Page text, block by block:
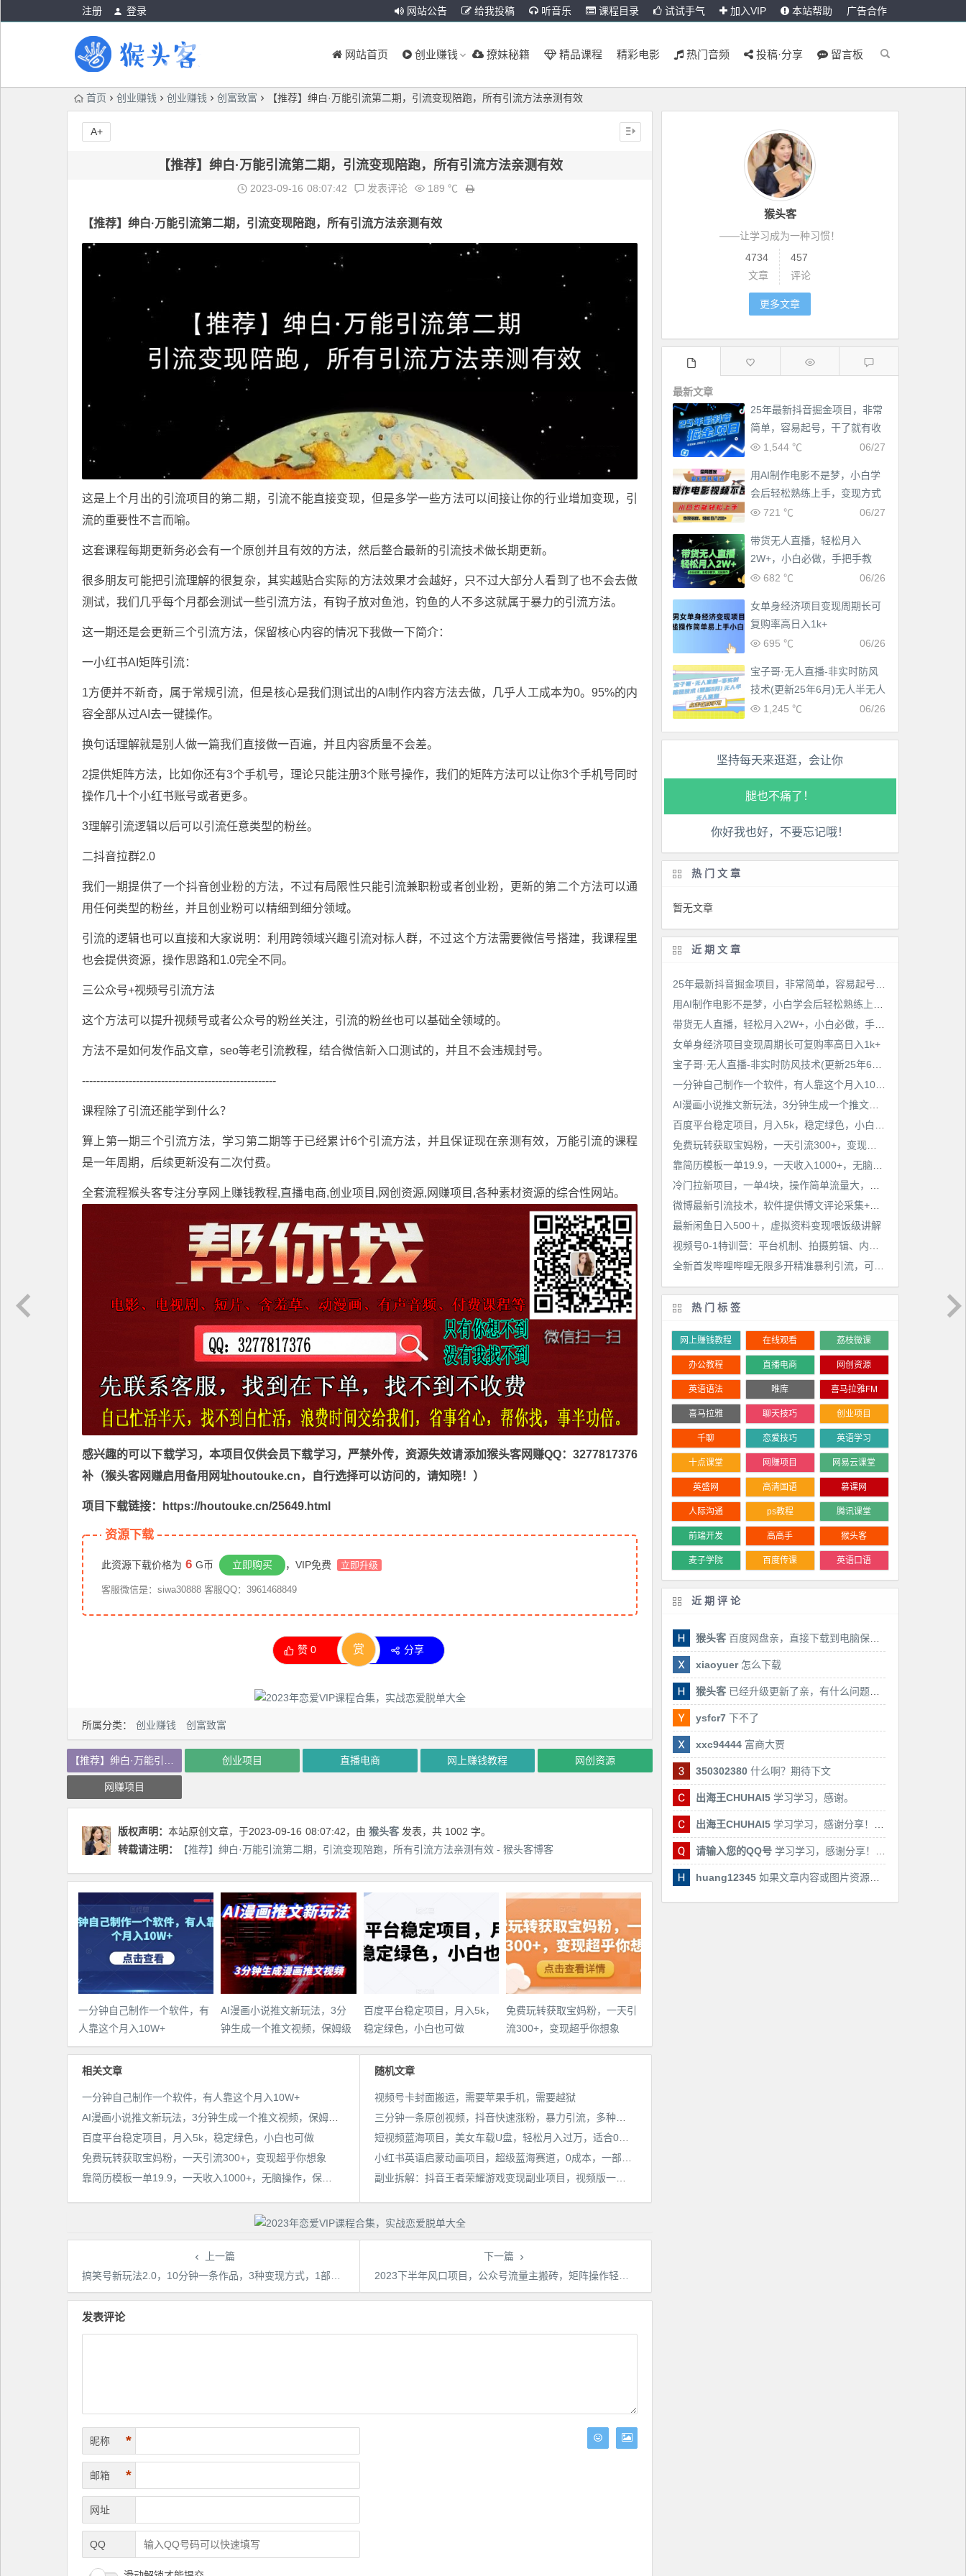
注册 登录 网站公告 给我投稿 听音乐 课程目录 试试手气 加入VIP 本站帮助 广告合作
网站首页 创业赚钱 撩妹秘籍 精品课程 精彩电影 热门音频 投稿·分享 留言板
首页 创业赚钱 创业赚钱 创富致富 【推荐】绅白·万能引流第二期，引流变现陪跑，所有引流方法亲测有效
【推荐】绅白·万能引流第二期，引流变现陪跑，所有引流方法亲测有效
2023-09-16 08:07:42 发表评论 189 ℃
【推荐】 绅白·万能引流第二期 ，引流变现陪跑，所有引流方法亲测有效
这是上个月出的引流项目的第二期，引流不能直接变现，但是多学一些方法可以间接让你的行业增加变现，引
流的重要性不言而喻。
这套课程每期更新务必会有一个原创并且有效的方法，然后整合最新的引流技术做长期更新。
很多朋友可能把引流理解的很复杂，其实越贴合实际的方法效果才会越好，只不过大部分人看到了也不会去做
测试，我们几乎每个月都会测试一些引流方法，有钩子放对鱼池，钓鱼的人不多这就属于暴力的引流方法。
这一期还是会更新三个引流方法，保留核心内容的情况下我做一下简介：
一小红书AI矩阵引流：
1方便并不新奇，属于常规引流，但是核心是我们测试出的AI制作内容方法去做，几乎人工成本为0。95%的内
容全部从过AI去一键操作。
换句话理解就是别人做一篇我们直接做一百遍，并且内容质量不会差。
2提供矩阵方法，比如你还有3个手机号，理论只能注册3个账号操作，我们的矩阵方法可以让你3个手机号同时
操作几十个小红书账号或者更多。
3理解引流逻辑以后可以引流任意类型的粉丝。
二抖音拉群2.0
我们一期提供了一个抖音创业粉的方法，不过有局限性只能引流兼职粉或者创业粉，更新的第二个方法可以通
用任何类型的粉丝，并且创业粉可以精细到细分领域。
引流的逻辑也可以直接和大家说明：利用跨领域兴趣引流对标人群，不过这个方法需要微信号搭建，我课程里
也会提供资源，操作思路和1.0完全不同。
三公众号+视频号引流方法
这个方法可以提升视频号或者公众号的粉丝关注，引流的粉丝也可以基础全领域的。
方法不是如何发作品文章，seo等老引流教程，结合微信新入口测试的，并且不会违规封号。
------------------------------------------------------
课程除了引流还能学到什么？
算上第一期三个引流方法，学习第二期等于已经累计6个引流方法，并且保证现在亲测有效，万能引流的课程
是一年周期，后续更新没有二次付费。
全套流程猴头客专注分享网上赚钱教程,直播电商,创业项目,网创资源, 网赚项目 ,各种素材资源的综合性网站。
感兴趣的可以下载学习，本项目仅供会员下载学习，严禁外传，资源失效请添加猴头客网赚QQ：3277817376
补（猴头客网赚启用备用网址houtouke.cn，自行选择可以访问的，请知晓！）
项目下载链接：https://houtouke.cn/25649.html
资源下载
此资源下载价格为 6 G币 立即购买 ，VIP免费 立即升级
客服微信是：siwa30888 客服QQ：3961468849
赞0 赏 分享
A+
所属分类： 创业赚钱 创富致富
【推荐】绅白·万能引流第二期，引流变现陪跑，所有引流方法亲测有效 创业项目 直播电商 网上赚钱教程 网创资源
网赚项目
版权声明： 本站原创文章，于2023-09-16 08:07:42，由 猴头客 发表，共 1002 字。
转载请注明：
【推荐】绅白·万能引流第二期，引流变现陪跑，所有引流方法亲测有效 - 猴头客博客
一分钟自己制作一个软件，有
人靠这个月入10W+
AI漫画小说推文新玩法，3分
钟生成一个推文视频，保姆级
教程【配项目操作和软件教
百度平台稳定项目，月入5k，
稳定绿色，小白也可做
免费玩转获取宝妈粉，一天引
流300+，变现超乎你想象
相关文章
一分钟自己制作一个软件，有人靠这个月入10W+
AI漫画小说推文新玩法，3分钟生成一个推文视频，保姆级教程【配项目操作和软件教程】
百度平台稳定项目，月入5k，稳定绿色，小白也可做
免费玩转获取宝妈粉，一天引流300+，变现超乎你想象
靠简历模板一单19.9，一天收入1000+，无脑操作，保姆式教学，首选网赚副业！
随机文章
视频号卡封面搬运，需要苹果手机，需要越狱
三分钟一条原创视频，抖音快速涨粉，暴力引流，多种变现方式，轻松日入1000+【揭秘】
短视频蓝海项目，美女车载U盘，轻松月入过万，适合0基础小白【揭秘】
小红书英语启蒙动画项目，超级蓝海赛道，0成本，一部手机单日变现500
副业拆解：抖音王者荣耀游戏变现副业项目，视频版一条龙实操玩法分享给你
上一篇
搞笑号新玩法2.0，10分钟一条作品，3种变现方式，1部手机即可操作，涨粉变现两不误
下一篇
2023下半年风口项目，公众号流量主搬砖，矩阵操作轻松月入过万，保姆级教程
发表评论
昵称 *
邮箱 *
网址
QQ
猴头客
——让学习成为一种习惯！
4734
文章
457
评论
更多文章
最新文章
25年最新抖音掘金项目，非常
简单，容易起号，干了就有收
益那种
06/27
1,544 ℃
用AI制作电影不是梦，小白学
会后轻松熟练上手，变现方式
多样，日入2张+
06/27
721 ℃
带货无人直播，轻松月入
2W+，小白必做，手把手教
学，无脑操作(附学习资料)06/26
682 ℃
女单身经济项目变现周期长可
复购率高日入1k+
06/26
695 ℃
宝子哥·无人直播-非实时防风
技术(更新25年6月)无人半无人
直播
06/26
1,245 ℃
坚持每天来逛逛，会让你
工作也轻松了！
生活也美好了！
走路也有劲了！
腿也不痛了！
腰也不酸了！
你好我也好，不要忘记哦！
热门文章
暂无文章
近期文章
带货无人直播，轻松月入2W+，小白必做，手把手教学，无脑操作(附学习资料)
女单身经济项目变现周期长可复购率高日入1k+
一分钟自己制作一个软件，有人靠这个月入10W+
AI漫画小说推文新玩法，3分钟生成一个推文视频，保姆级教程【配项目操作和软件教程】
免费玩转获取宝妈粉，一天引流300+，变现超乎你想象
微博最新引流技术，软件提供博文评论采集+私信实现精准引流【揭秘】
最新闲鱼日入500＋，虚拟资料变现喂饭级讲解
全新首发哔哩哔哩无限多开精准暴利引流，可无限多开，抗封首发精品脚本
热门标签
网上赚钱教程 在线观看 荔枝微课
办公教程 直播电商 网创资源
英语语法 唯库 喜马拉雅FM
喜马拉雅 聊天技巧 创业项目
千聊 恋爱技巧 英语学习
十点课堂 网赚项目 网易云课堂
英盛网 高清国语 慕课网
人际沟通 ps教程 腾讯课堂
前端开发 高高手 猴头客
麦子学院 百度传课 英语口语
近期评论
猴头客百度网盘亲，直接下载到电脑保存亲，后期有课还会更新
xiaoyuer怎么下载
猴头客已经升级更新了亲，有什么问题随时联系我！
ysfcr7下不了
xxc94444富商大贾
350302380什么啊？期待下文
出海王CHUHAI5学习学习，感谢。
出海王CHUHAI5学习学习，感谢分享！！！
请输入您的QQ号学习学习，感谢分享！！！
huang12345如果文章内容或图片资源失效，请留言反馈，我